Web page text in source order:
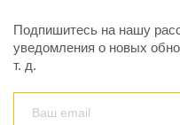
Подпишитесь на нашу
уведомления о новых
т. д.